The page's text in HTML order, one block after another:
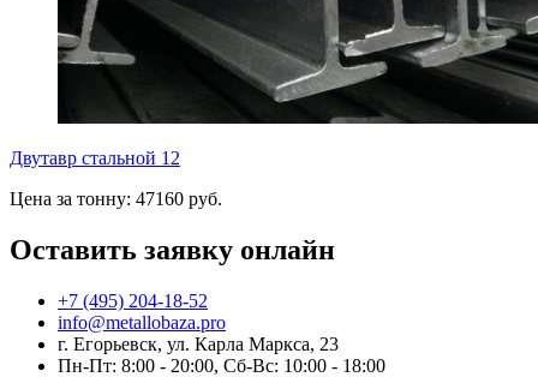
Двутавр стальной 12
Цена за тонну: 47160 руб.
Оставить заявку онлайн
+7 (495) 204-18-52
info@metallobaza.pro
г. Егорьевск, ул. Карла Маркса, 23
Пн-Пт: 8:00 - 20:00, Сб-Вс: 10:00 - 18:00